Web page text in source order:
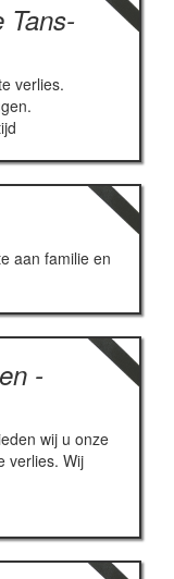
Tans-
verlies.
aan familie en
-
wij u onze
verlies. Wij